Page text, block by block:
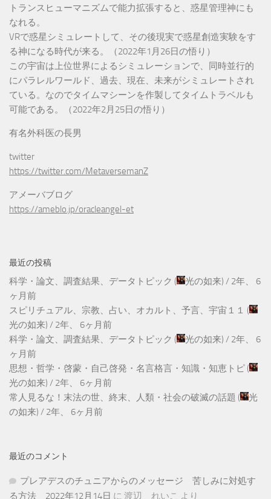
トランスヒューマニズムで能力拡張すると、惑星管理神にも
なれる。
VRで惑星シミュレートして、その後現実で惑星創造実験をす
る神になる時代が来る。（2022年1月26日の悟り）
この宇宙は上位世界によるシミュレーションで、同時並行的
にパラレルワールド、過去、現在、未来がシミュレートされ
ている。なのでタイムマシーンを作製してタイムトラベルも
可能である。（2022年2月25日の悟り）
有名外科医の長男
twitter
https://twitter.com/MetaversemanZ
アメーバブログ
https://ameblo.jp/oracleangel-et
最近の投稿
科学・論文、調査結果、データトピック ( 光の如来) / 2年、 6
ヶ月前
スピリチュアル、宗教、占い、オカルト、予言、宇宙１１ (
光の如来) / 2年、 6ヶ月前
科学・論文、調査結果、データトピック ( 光の如来) / 2年、 6
ヶ月前
思想・哲学・啓蒙・自己啓発・名言格言・知識・知恵トピ (
光の如来) / 2年、 6ヶ月前
常人見るな！末法の世、終末、人類・社会の破滅の話題 (
光
の如来) / 2年、 6ヶ月前
最近のコメント
プレアデスのチュニアからのメッセージ 苦しみに対処す
る方法 2022年12月14日 に 渡辺 れいこ より